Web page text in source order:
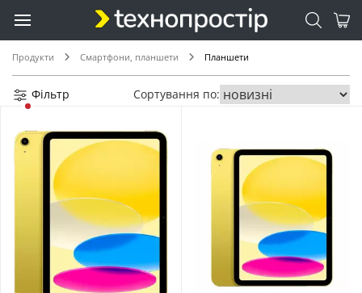
Продукти Смартфони, планшети Планшети
Фільтр Сортування по: